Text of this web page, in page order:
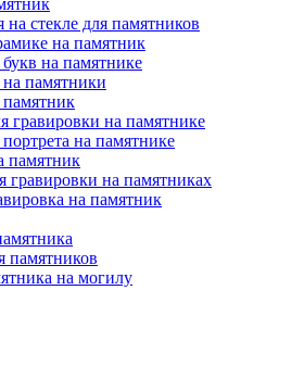
стекле для памятников
на памятник
на памятнике
памятники
гравировки на памятнике
на памятнике
памятник
гравировки на памятниках
на памятник
памятников
на могилу